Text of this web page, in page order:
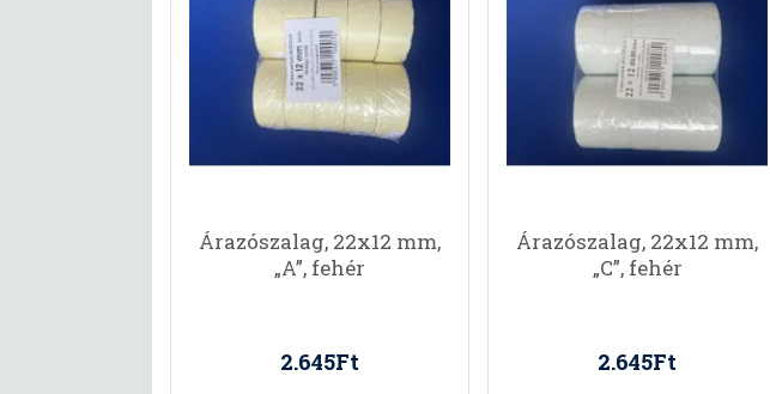
Árazószalag, 22x12 mm,
„A”, fehér
2.645Ft
Árazószalag, 22x12 mm,
„C”, fehér
2.645Ft